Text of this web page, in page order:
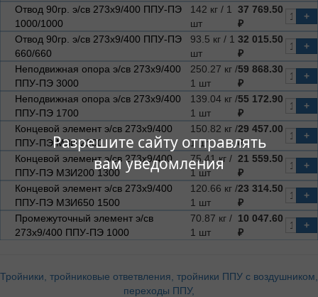
Разрешите сайту отправлять
вам уведомления
Отвод 90гр. э/св 273х9/400 ППУ-ПЭ
1000/1000
142 кг / 1
шт
37 769.50
₽
+
Отвод 90гр. э/св 273х9/400 ППУ-ПЭ
660/660
93.5 кг / 1
шт
32 015.50
₽
+
Неподвижная опора э/св 273х9/400
ППУ-ПЭ 3000
250.27 кг /
1 шт
59 868.30
₽
+
Неподвижная опора э/св 273х9/400
ППУ-ПЭ 1700
139.04 кг /
1 шт
55 172.90
₽
+
Концевой элемент э/св 273х9/400
ППУ-ПЭ МЗИ 2200
150.82 кг /
1 шт
29 457.00
₽
+
Концевой элемент э/св 273х9/400
ППУ-ПЭ МЗИ200 1300
75.41 кг /
1 шт
21 559.50
₽
+
Концевой элемент э/св 273х9/400
ППУ-ПЭ МЗИ650 1500
120.66 кг /
1 шт
23 314.50
₽
+
Промежуточный элемент э/св
273х9/400 ППУ-ПЭ 1000
70.87 кг /
1 шт
10 047.60
₽
+
Тройники, тройниковые ответвления, тройники ППУ с воздушником,
переходы ППУ,